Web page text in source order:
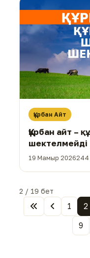
Құрбан Айт
Құрбан айт –
шектелмейді
19 Мамыр 2026244
2 / 19 бет
1 2
9